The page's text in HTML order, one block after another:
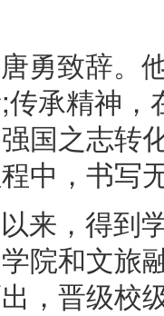
勇致辞。
承精神
国之志转
中，书写
来，得到
院和文旅
，晋级校